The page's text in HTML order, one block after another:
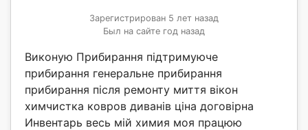
Зарегистрирован 5 лет назад
Был на сайте год назад
Виконую Прибирання підтримуюче
прибирання генеральне прибирання
прибирання після ремонту миття вікон
химчистка ковров диванів ціна договірна
Инвентарь весь мій химия моя працюю